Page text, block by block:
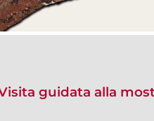
guidata alla